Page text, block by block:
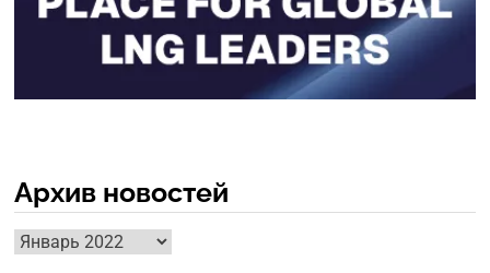
Архив новостей
Архив
новостей